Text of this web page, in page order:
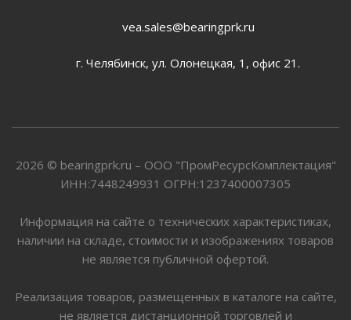
vea.sales@bearingprk.ru
г. Челябинск, ул. Олонецкая, 1, офис 21.
2026 © bearingprk.ru – ООО "ПромРесурсКомплектация"
ИНН:7448249931 ОГРН:1237400007305
Информация на сайте о технических характеристиках,
наличии на складе, стоимости и изображениях товаров
не является публичной офертой.
Реализация товаров, размещенных в каталоге на сайте,
не является дистанционной торговлей и